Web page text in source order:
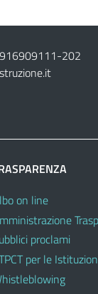
-202
on line
proclami
per le